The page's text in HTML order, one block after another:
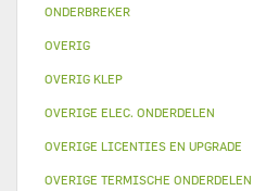
ONDERBREKER
OVERIG
OVERIG KLEP
OVERIGE ELEC. ONDERDELEN
OVERIGE LICENTIES EN UPGRADE
OVERIGE TERMISCHE ONDERDELEN